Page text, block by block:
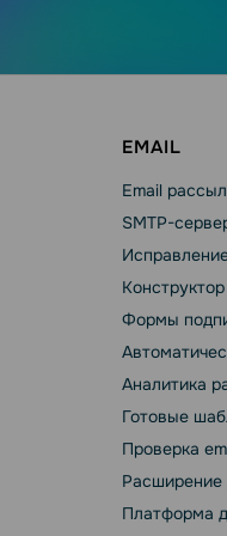
EMAIL
Email
SMTP-
Формы
Аналитика
Готовые
Проверка
Расширение
Платформа